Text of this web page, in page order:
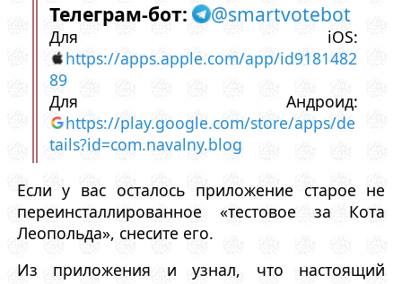
Телеграм-бот: @smartvotebot
Для iOS:
https://apps.apple.com/app/id9181482
89
Для Андроид:
https://play.google.com/store/apps/de
tails?id=com.navalny.blog
Если у вас осталось приложение старое не
переинсталлированное «тестовое за Кота
Леопольда», снесите его.
Из приложения и узнал, что настоящий